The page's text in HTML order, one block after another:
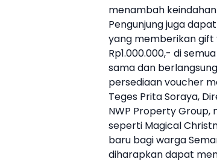
menambah
Pengunjung juga
yang memberikan gift
Rp1.000.000,- di
sama dan
persediaan voucher
Teges Prita Soraya,
NWP Property
seperti Magical
baru bagi warga
diharapkan dapat